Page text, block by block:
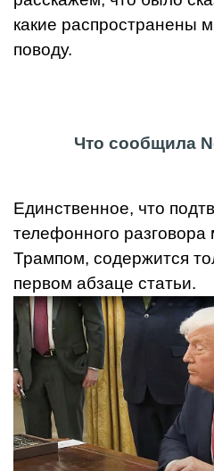
какие распространены
поводу.
Что сообщила
Единственное, что
телефонного
Трампом, содержится
первом абзаце статьи.